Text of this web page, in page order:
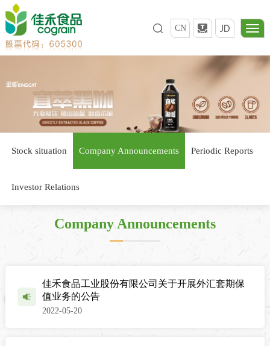
CN
Stock situation Company Announcements Periodic Reports
Investor Relations
Company Announcements
佳禾食品工业股份有限公司关于开展外汇套期保
值业务的公告
2022-05-20